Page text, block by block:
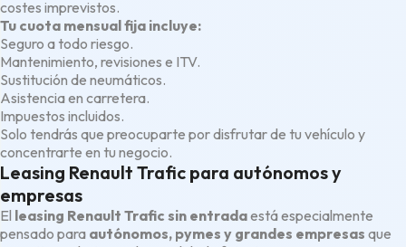
costes imprevistos.
Tu cuota mensual fija incluye:
Seguro a todo riesgo.
Mantenimiento, revisiones e ITV.
Sustitución de neumáticos.
Asistencia en carretera.
Impuestos incluidos.
Solo tendrás que preocuparte por disfrutar de tu vehículo y
concentrarte en tu negocio.
Leasing Renault Trafic para autónomos y
empresas
El leasing Renault Trafic sin entradaestá especialmente
pensado para autónomos, pymes y grandes empresas que